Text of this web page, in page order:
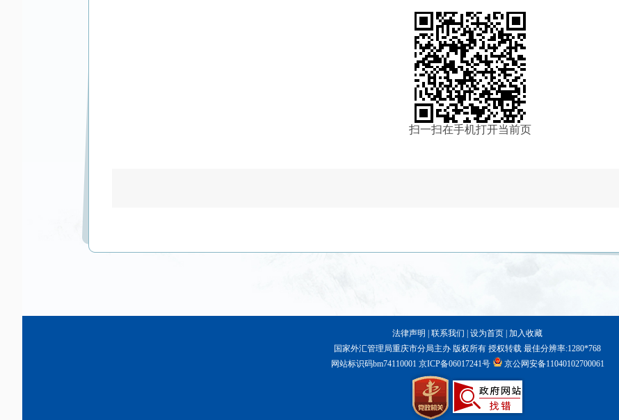
扫一扫在手机打开当前页
法律声明 联系我们 设为首页 加入收藏
国家外汇管理局重庆市分局主办 版权所有 授权转载 最佳分辨率:1280*768
网站标识码bm74110001京ICP备06017241号 京公网安备11040102700061